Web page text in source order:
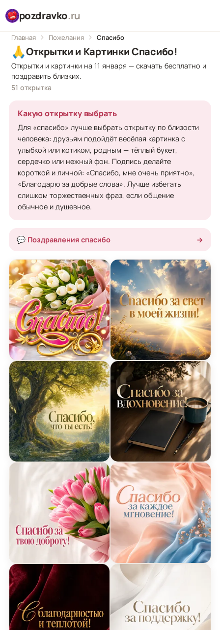
pozdravko.ru
Главная Пожелания Спасибо
🙏Открытки и Картинки Спасибо!
Открытки и картинки на 11 января — скачать бесплатно и
поздравить близких.
51 открытка
Какую открытку выбрать
Для «спасибо» лучше выбрать открытку по близости
человека: друзьям подойдёт весёлая картинка с
улыбкой или котиком, родным — тёплый букет,
сердечко или нежный фон. Подпись делайте
короткой и личной: «Спасибо, мне очень приятно»,
«Благодарю за добрые слова». Лучше избегать
слишком торжественных фраз, если общение
обычное и душевное.
💬 Поздравления спасибо →
Открытка ко Всемирному дню «спасибо» с
Открытка Спасибо - Сказочный лес
Цветочная симфония - открытка Спасибо
Сияющее утро -
Графическая открытка
Нежная открытка